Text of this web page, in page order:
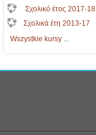
Σχολικό έτος 2017-18
Σχολικά έτη 2013-17
Wszystkie kursy ...